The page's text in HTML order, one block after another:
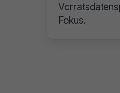
Fokus.